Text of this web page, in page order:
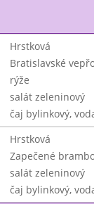
Hrstková
Bratislavské
rýže
salát zeleninový
čaj bylinkový,
Hrstková
Zapečené
salát zeleninový
čaj bylinkový,